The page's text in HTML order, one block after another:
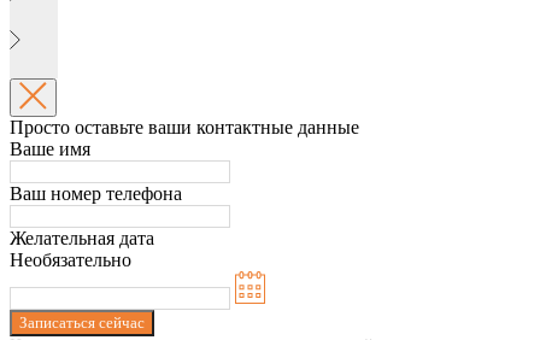
Просто оставьте ваши контактные данные
Ваше имя
Ваш номер телефона
Желательная дата
Необязательно
Записаться сейчас